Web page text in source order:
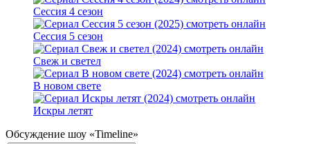
Сессия 4 сезон
Сессия 5 сезон
Свеж и светел
В новом свете
Искры летят
Обсуждение шоу «Timeline»